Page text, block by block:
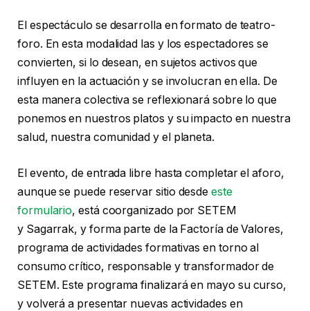
El espectáculo se desarrolla en formato de teatro-
foro. En esta modalidad las y los espectadores se
convierten, si lo desean, en sujetos activos que
influyen en la actuación y se involucran en ella. De
esta manera colectiva se reflexionará sobre lo que
ponemos en nuestros platos y su impacto en nuestra
salud, nuestra comunidad y el planeta.
El evento, de entrada libre hasta completar el aforo,
aunque se puede reservar sitio desdeeste
formulario, está coorganizado por SETEM
y Sagarrak, y forma parte de la Factoría de Valores,
programa de actividades formativas en torno al
consumo crítico, responsable y transformador de
SETEM. Este programa finalizará en mayo su curso,
y volverá a presentar nuevas actividades en